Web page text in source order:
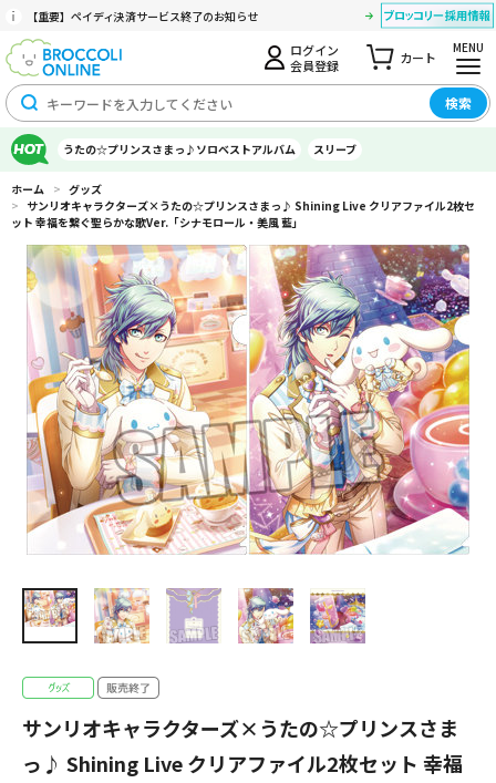
【重要】ペイディ決済サービス終了のお知らせ
ログイン
会員登録
カート
MENU
検索
うたの☆プリンスさまっ♪ソロベストアルバム スリーブ
ホーム > グッズ
> サンリオキャラクターズ×うたの☆プリンスさまっ♪ Shining Live クリアファイル2枚セ
ット 幸福を繋ぐ聖らかな歌Ver.「シナモロール・美風 藍」
サンリオキャラクターズ×うたの☆プリンスさま
っ♪ Shining Live クリアファイル2枚セット 幸福